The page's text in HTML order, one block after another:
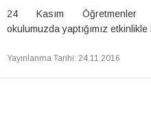
24 Kasım Öğretmenler
okulumuzda yaptığımız etkinlikle
Yayınlanma Tarihi: 24.11.2016